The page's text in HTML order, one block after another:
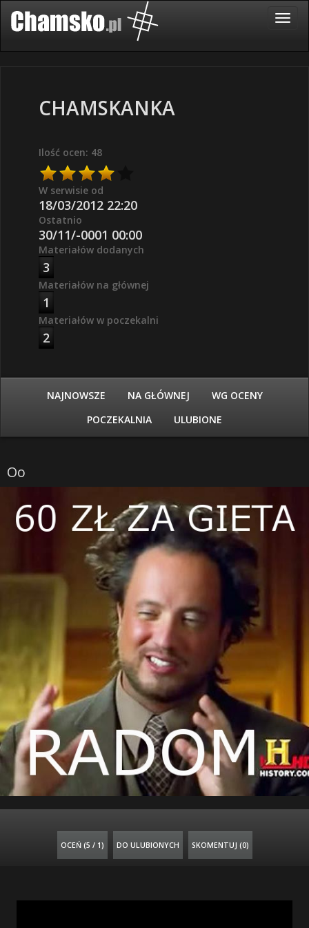
CHAMSKANKA
Ilość ocen: 48
W serwisie od
18/03/2012 22:20
Ostatnio
30/11/-0001 00:00
Materiałów dodanych
3
Materiałów na głównej
1
Materiałów w poczekalni
2
NAJNOWSZE NA GŁÓWNEJ
WG OCENY
POCZEKALNIA
ULUBIONE
Oo
OCEŃ (5 / 1) DO ULUBIONYCH SKOMENTUJ (0)